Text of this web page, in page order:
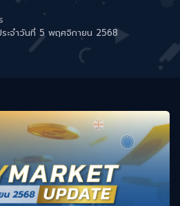
ระจำวันที่ 5 พฤศจิกายน 2568